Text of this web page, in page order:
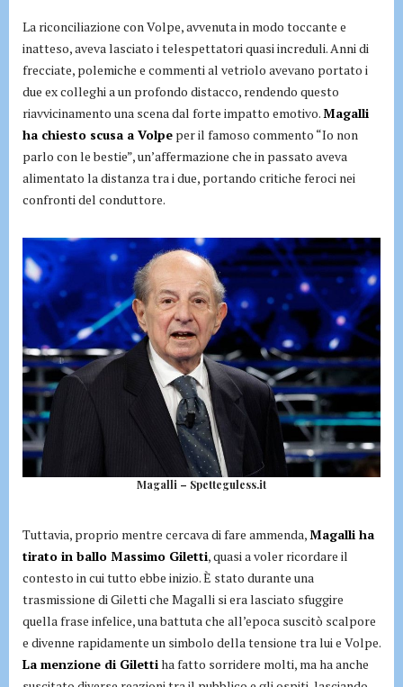
La riconciliazione con Volpe, avvenuta in modo toccante e
inatteso, aveva lasciato i telespettatori quasi increduli. Anni di
frecciate, polemiche e commenti al vetriolo avevano portato i
due ex colleghi a un profondo distacco, rendendo questo
riavvicinamento una scena dal forte impatto emotivo.Magalli
ha chiesto scusa a Volpe per il famoso commento “Io non
parlo con le bestie”, un’affermazione che in passato aveva
alimentato la distanza tra i due, portando critiche feroci nei
confronti del conduttore.
Magalli – Spetteguless.it
Tuttavia, proprio mentre cercava di fare ammenda,Magalli ha
tirato in ballo Massimo Giletti, quasi a voler ricordare il
contesto in cui tutto ebbe inizio. È stato durante una
trasmissione di Giletti che Magalli si era lasciato sfuggire
quella frase infelice, una battuta che all’epoca suscitò scalpore
e divenne rapidamente un simbolo della tensione tra lui e Volpe.
La menzione di Gilettiha fatto sorridere molti, ma ha anche